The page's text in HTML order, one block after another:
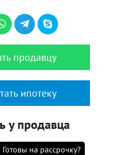
продавцу
ипотеку
у продавца
Готовы на рассрочку?